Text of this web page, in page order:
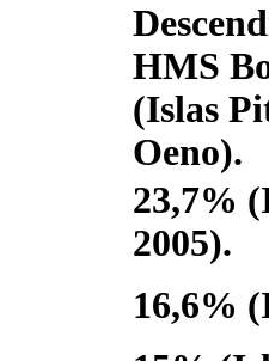
HMS
(Islas
Oeno).
23,7%
2005).
16,6%